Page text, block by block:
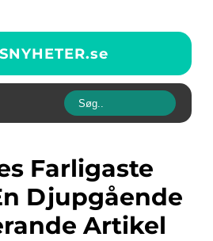
se
Djupgående
Artikel